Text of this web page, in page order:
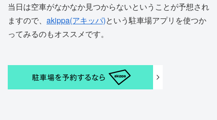
当日は空車がなかなか見つからないということが予想され
ますので、 akippa(アキッパ)という駐車場アプリを使つか
ってみるのもオススメです。